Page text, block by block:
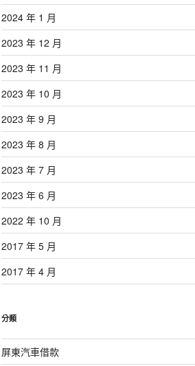
2024 年 1 月
2023 年 12 月
2023 年 11 月
2023 年 10 月
2023 年 9 月
2023 年 8 月
2023 年 7 月
2023 年 6 月
2022 年 10 月
2017 年 5 月
2017 年 4 月
分類
屏東汽車借款